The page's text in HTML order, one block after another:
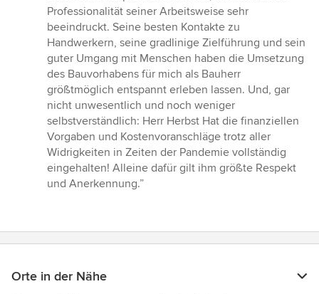
Professionalität seiner Arbeitsweise sehr
beeindruckt. Seine besten Kontakte zu
Handwerkern, seine gradlinige Zielführung und sein
guter Umgang mit Menschen haben die Umsetzung
des Bauvorhabens für mich als Bauherr
größtmöglich entspannt erleben lassen. Und, gar
nicht unwesentlich und noch weniger
selbstverständlich: Herr Herbst Hat die finanziellen
Vorgaben und Kostenvoranschläge trotz aller
Widrigkeiten in Zeiten der Pandemie vollständig
eingehalten! Alleine dafür gilt ihm größte Respekt
und Anerkennung.”
Orte in der Nähe